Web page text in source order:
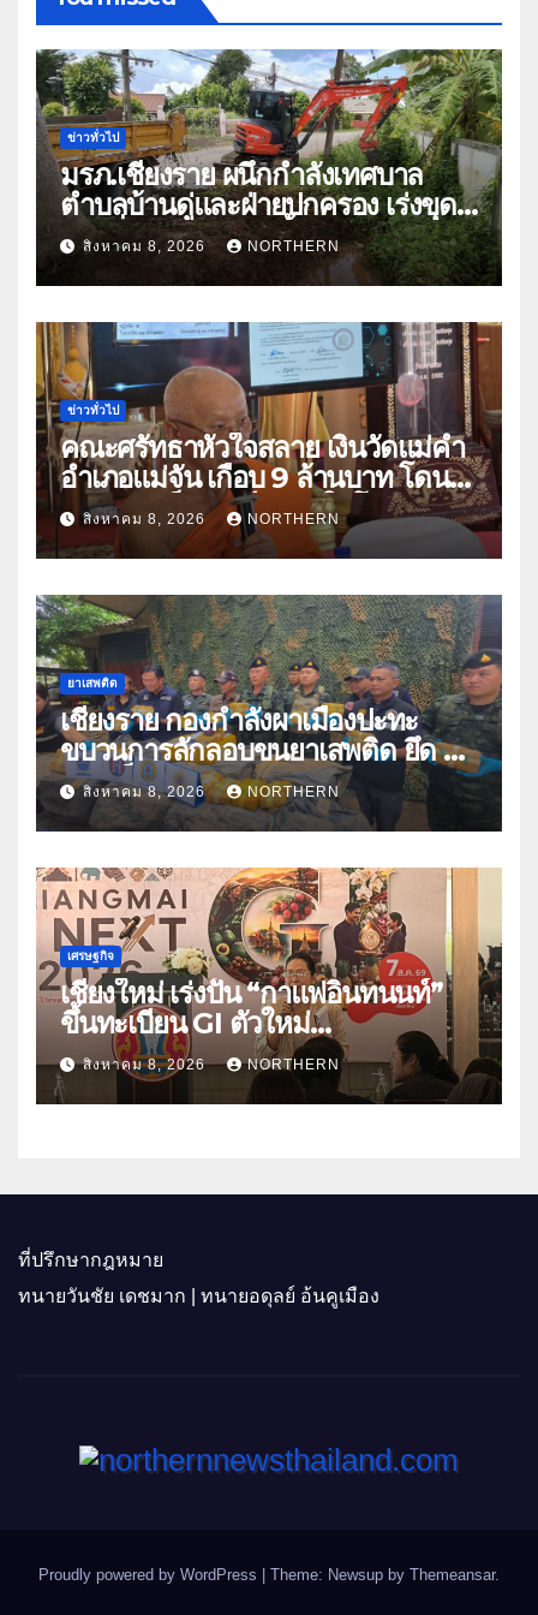
ข่าวทั่วไป
มรภ.เชียงราย ผนึกกำลังเทศบาล
ตำบลบ้านดู่และฝ่ายปกครอง เร่งขุด
ลอกสิ่งกีดขวางทางน้ำ ป้องกันและลด
ปัญหาน้ำท่วม
สิงหาคม 8, 2026 NORTHERN
ข่าวทั่วไป
คณะศรัทธาหัวใจสลาย เงินวัดแม่คำ
อำเภอแม่จัน เกือบ 9 ล้านบาท โดน
แก๊งคอลเซ็นเตอร์หลอกให้โอนข้าม
ปีกว่า 66 บัญชี
สิงหาคม 8, 2026 NORTHERN
ยาเสพติด
เชียงราย กองกำลังผาเมืองปะทะ
ขบวนการลักลอบขนยาเสพติด ยึด 2
ล้านเม็ด
สิงหาคม 8, 2026 NORTHERN
เศรษฐกิจ
เชียงใหม่ เร่งปั้น “กาแฟอินทนนท์”
ขึ้นทะเบียน GI ตัวใหม่
“CHIANGMAI GI NEXT 2026”
ติดอาวุธผู้ประกอบการ 100 ราย ดัน
สินค้าอัตลักษณ์สู่ตลาดพรีเมียม
สิงหาคม 8, 2026 NORTHERN
ที่ปรึกษากฎหมาย
ทนายวันชัย เดชมาก | ทนายอดุลย์ อ้นคูเมือง
Proudly powered by WordPress Theme: Newsup by Themeansar.